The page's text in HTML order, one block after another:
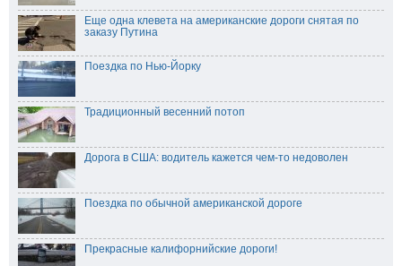
Еще одна клевета на американские дороги снятая по
заказу Путина
Поездка по Нью-Йорку
Традиционный весенний потоп
Дорога в США: водитель кажется чем-то недоволен
Поездка по обычной американской дороге
Прекрасные калифорнийские дороги!